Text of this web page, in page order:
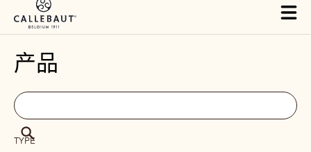
产品
Filters
Filters:
search
搜
索
搜
TYPE